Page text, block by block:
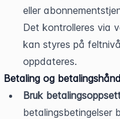
eller
Det kontrolleres via
kan styres på
oppdateres.
Betaling og
Bruk
betalingsbetingelser